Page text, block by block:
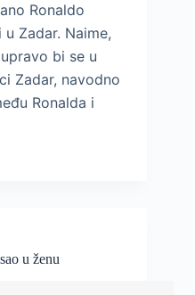
Ronaldo
Zadar. Naime,
bi se u
Zadar, navodno
Ronalda i
u ženu